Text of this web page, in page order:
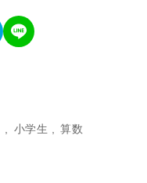
小学生
算数